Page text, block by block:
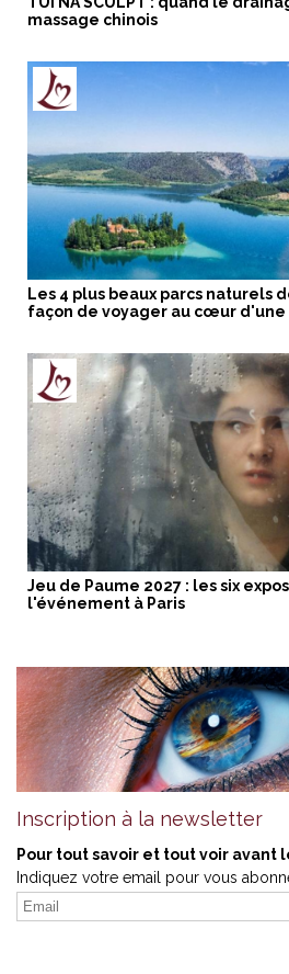
massage chinois
Les 4 plus beaux parcs naturels
façon de voyager au cœur
Jeu de Paume 2027 : les six
l'événement à Paris
Inscription à la newsletter
Pour tout savoir et tout voir avant
Indiquez votre email pour vous